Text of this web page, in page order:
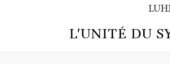
L'UNITÉ DU